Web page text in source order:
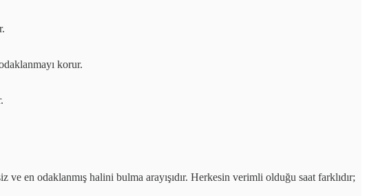
korur.
en odaklanmış halini bulma arayışıdır. Herkesin verimli olduğu saat farklıdır;